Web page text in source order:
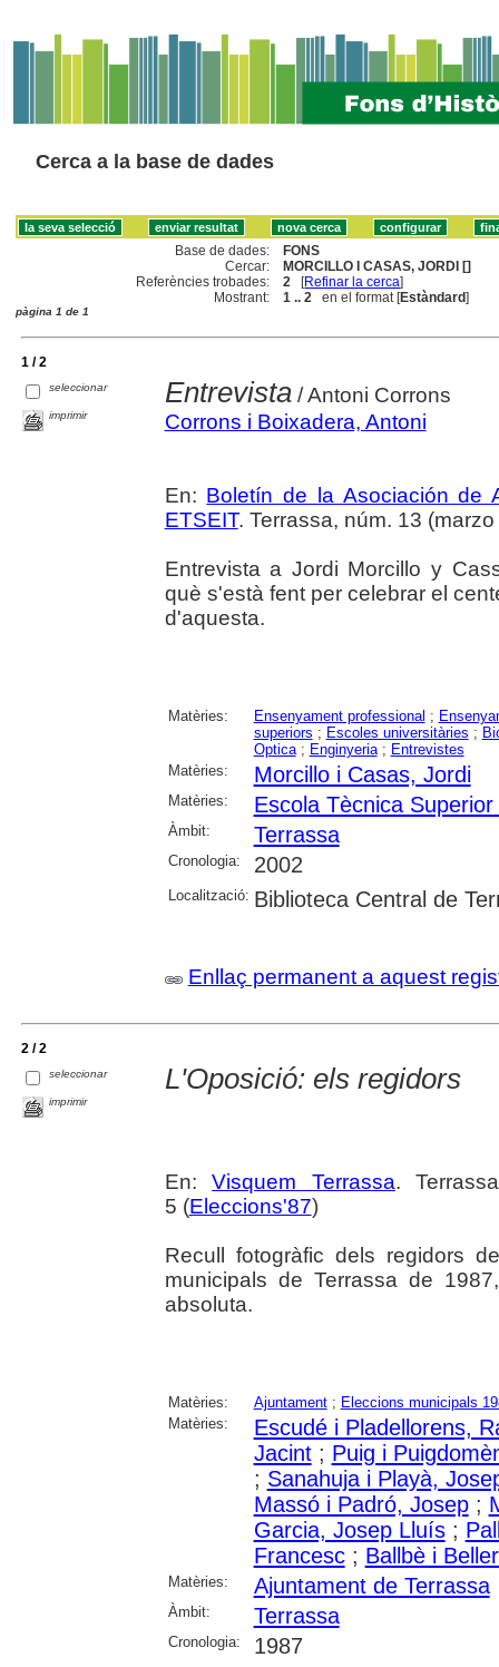
Cerca a la base de dades
Base de dades:
FONS
Cercar:
MORCILLO I CASAS, JORDI []
Referències trobades:
2 [Refinar la cerca]
Mostrant:
1 .. 2 en el format [Estàndard]
pàgina 1 de 1
1 / 2
seleccionar
imprimir
Entrevista/ Antoni Corrons
Corrons i Boixadera, Antoni
En: Boletín de la Asociación de
ETSEIT. Terrassa, núm. 13
Entrevista a Jordi Morcillo y
què s'està fent per celebrar el
d'aquesta.
Matèries: Ensenyament professional ;
superiors ; Escoles universitàries ;
Optica; Enginyeria; Entrevistes
Matèries:
Morcillo i Casas, Jordi
Matèries: Escola Tècnica
Àmbit: Terrassa
Cronologia: 2002
Localització: Biblioteca Central de
Enllaç permanent a aquest
2 / 2
seleccionar
imprimir
L'Oposició: els regidors
En:Visquem Terrassa.
5 (Eleccions'87)
Recull fotogràfic dels regidors
municipals de Terrassa de
absoluta.
Matèries: Ajuntament; Eleccions municipals
Matèries:
Escudé i Pladellorens,
Jacint; Puig i
; Sanahuja i Playà,
Massó i Padró, Josep;
Garcia, Josep Lluís;
Francesc; Ballbè i
Matèries: Ajuntament de Terrassa
Àmbit: Terrassa
Cronologia: 1987